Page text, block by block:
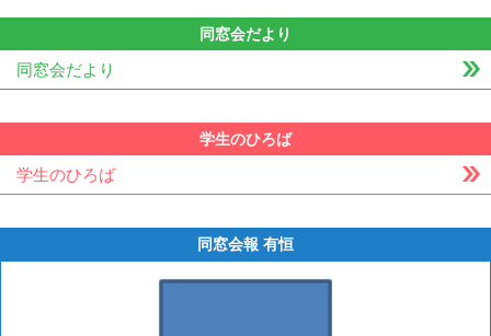
同窓会だより
同窓会だより
学生のひろば
学生のひろば
同窓会報 有恒